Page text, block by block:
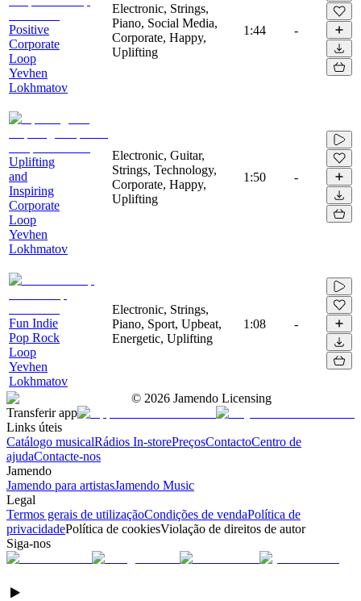
Positive
Corporate
Loop
Yevhen
Lokhmatov
Electronic, Strings,
Piano, Social Media,
Corporate, Happy,
Uplifting
1:44 -
Uplifting
and
Inspiring
Corporate
Loop
Yevhen
Lokhmatov
Electronic, Guitar,
Strings, Technology,
Corporate, Happy,
Uplifting
1:50 -
Fun Indie
Pop Rock
Loop
Yevhen
Lokhmatov
Electronic, Strings,
Piano, Sport, Upbeat,
Energetic, Uplifting
1:08 -
© 2026 Jamendo Licensing
Transferir app
Links úteis
Catálogo musicalRádios In-storePreçosContactoCentro de
ajudaContacte-nos
Jamendo
Jamendo para artistasJamendo Music
Legal
Termos gerais de utilizaçãoCondições de vendaPolítica de
privacidadePolítica de cookiesViolação de direitos de autor
Siga-nos